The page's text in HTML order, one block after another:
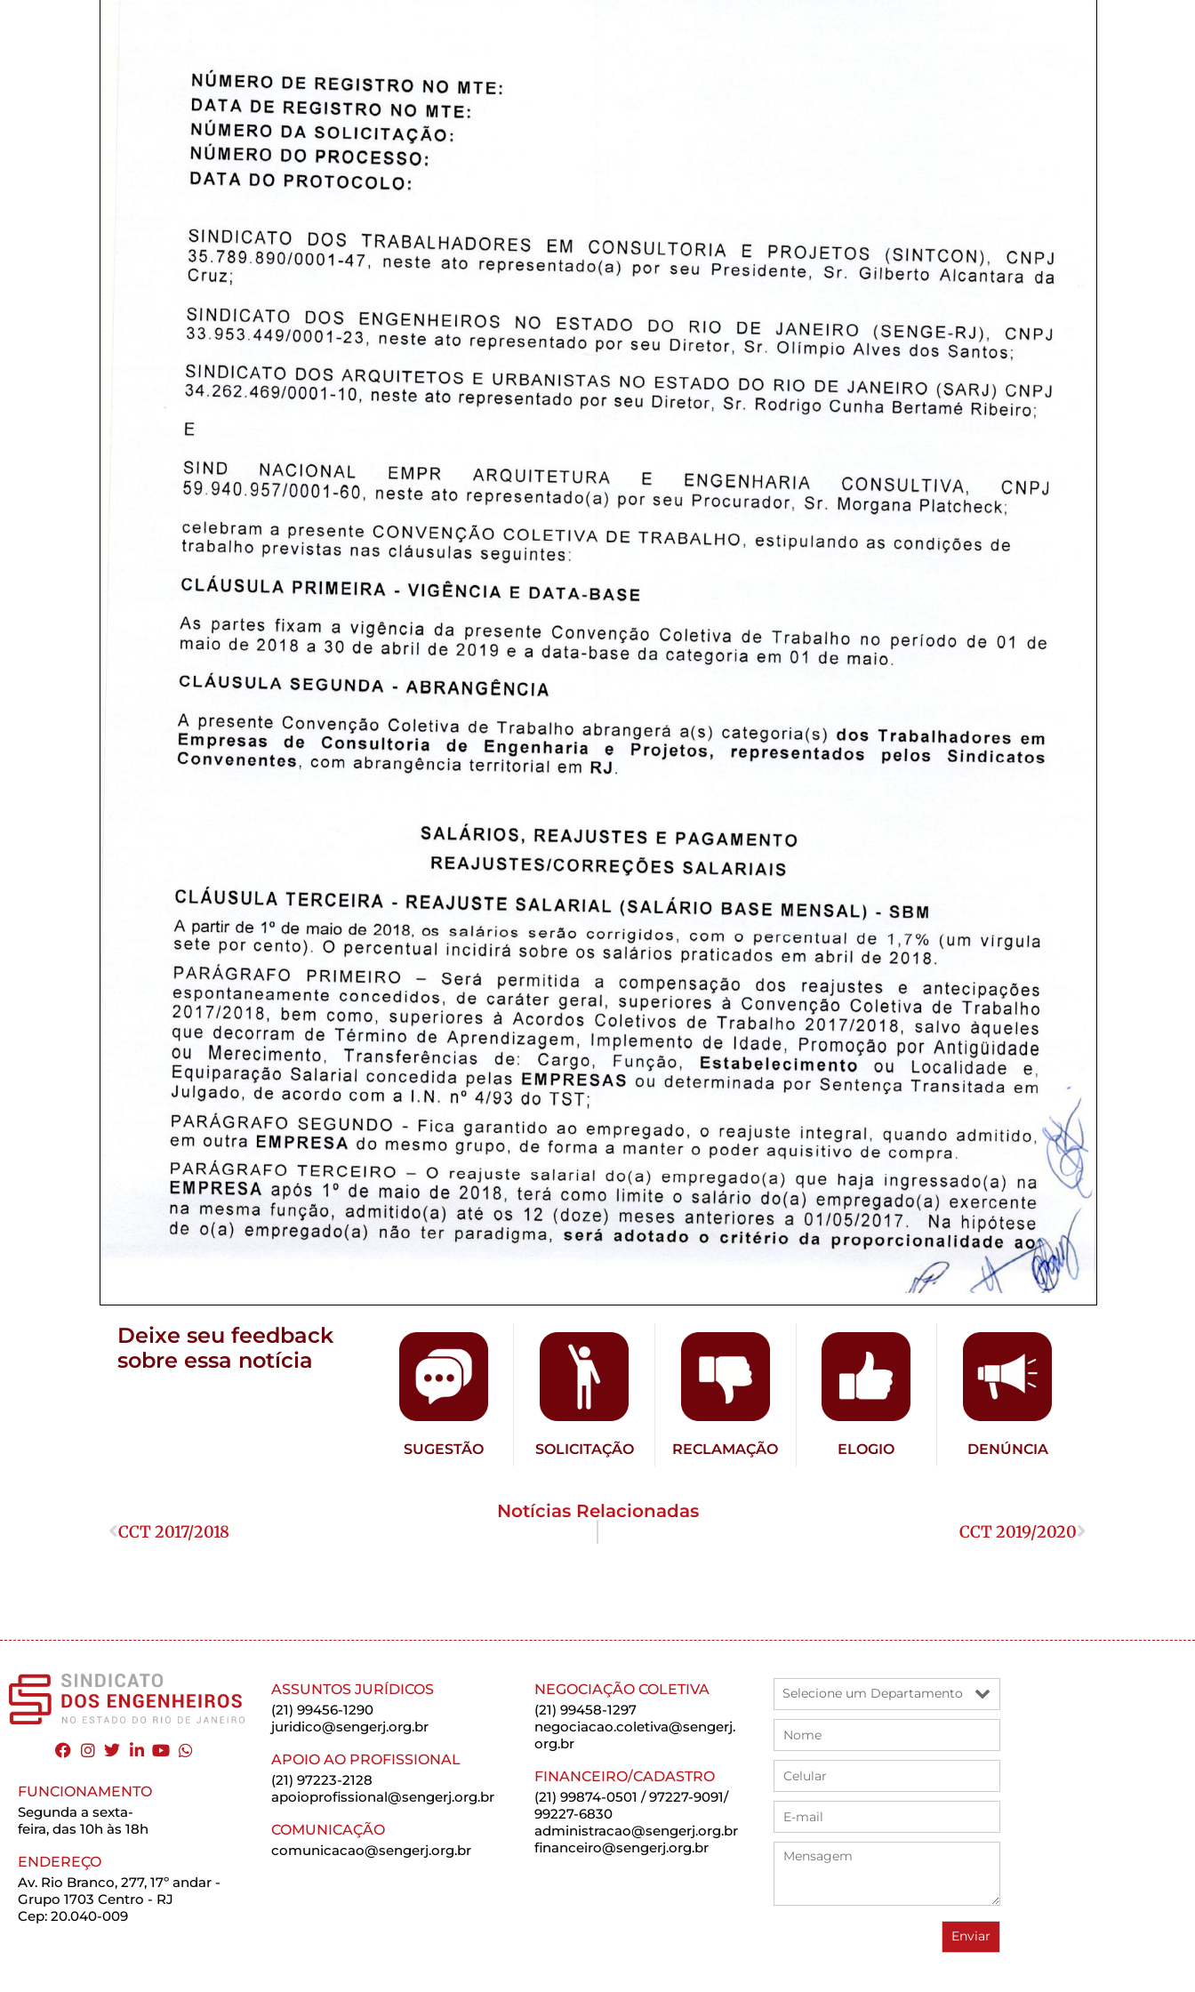
Deixe seu feedback
sobre essa notícia
SUGESTÃO SOLICITAÇÃO RECLAMAÇÃO ELOGIO DENÚNCIA
Notícias Relacionadas
CCT 2017/2018 CCT 2019/2020
FUNCIONAMENTO
Segunda a sexta-
feira, das 10h às 18h
ENDEREÇO
Av. Rio Branco, 277, 17º andar -
Grupo 1703 Centro - RJ
Cep: 20.040-009
ASSUNTOS JURÍDICOS
(21) 99456-1290
juridico@sengerj.org.br
APOIO AO PROFISSIONAL
(21) 97223-2128
apoioprofissional@sengerj.org.br
COMUNICAÇÃO
comunicacao@sengerj.org.br
NEGOCIAÇÃO COLETIVA
(21) 99458-1297
negociacao.coletiva@sengerj.
org.br
FINANCEIRO/CADASTRO
(21) 99874-0501 / 97227-9091/
99227-6830
administracao@sengerj.org.br
financeiro@sengerj.org.br